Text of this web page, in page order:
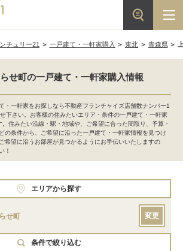
チュリー21 一戸建て・一軒家購入 東北 青森県
らせ町の一戸建て・一軒家購入情報
・一軒家をお探しなら不動産フランチャイズ店舗数ナンバー1
下さい。お客様の住みたいエリア・条件の一戸建て・一軒家
住みたい沿線・駅・地域や、ご希望に合った間取り、予算・
の条件から、ご希望に沿った一戸建て・一軒家情報を見つけ
希望に沿うお部屋が見つかるようにお手伝いいたしますの
！
エリアから探す
せ町 変更
条件で絞り込む